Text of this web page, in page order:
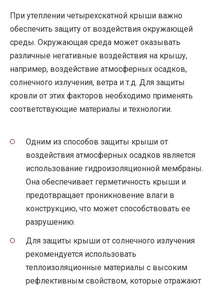
При утеплении четырехскатной крыши важно
обеспечить защиту от воздействия окружающей
среды. Окружающая среда может оказывать
различные негативные воздействия на крышу,
например, воздействие атмосферных осадков,
солнечного излучения, ветра и т.д. Для защиты
кровли от этих факторов необходимо применять
соответствующие материалы и технологии.
Одним из способов защиты крыши от
воздействия атмосферных осадков является
использование гидроизоляционной мембраны.
Она обеспечивает герметичность крыши и
предотвращает проникновение влаги в
конструкцию, что может способствовать ее
разрушению.
Для защиты крыши от солнечного излучения
рекомендуется использовать
теплоизоляционные материалы с высоким
рефлективным свойством, которые отражают